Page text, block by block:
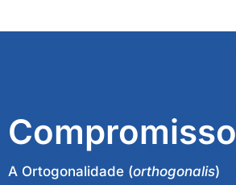
Compromisso
A Ortogonalidade (orthogonalis)